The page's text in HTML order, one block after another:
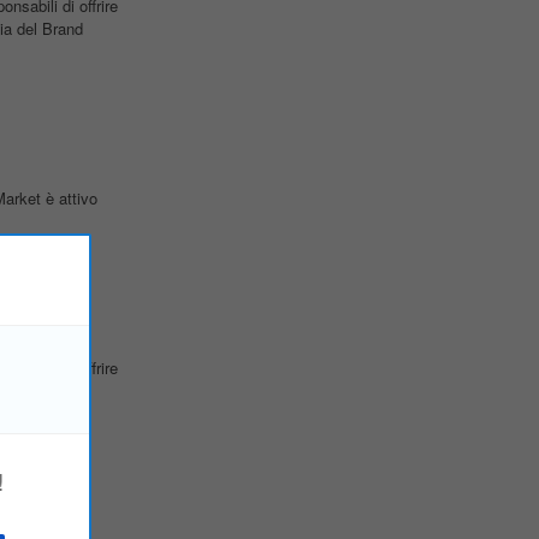
di offrire
del Brand
è attivo
di offrire
Brand